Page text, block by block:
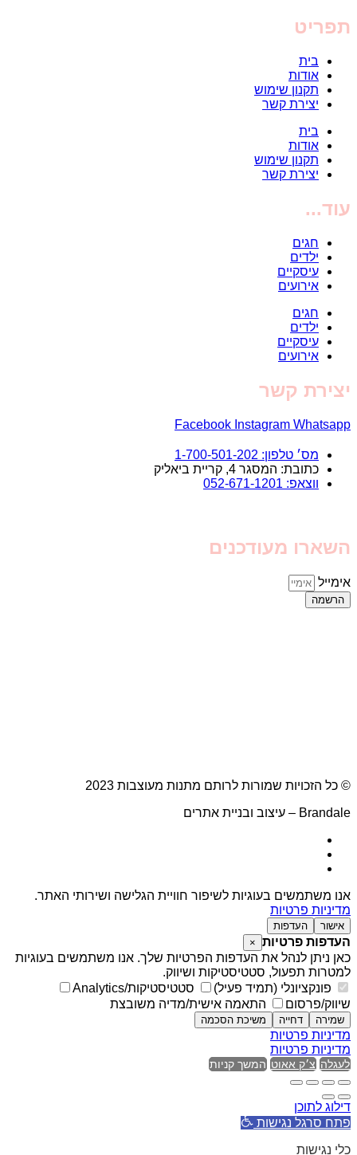
תפריט
בית
אודות
תקנון שימוש
יצירת קשר
בית
אודות
תקנון שימוש
יצירת קשר
עוד...
חגים
ילדים
עיסקיים
אירועים
חגים
ילדים
עיסקיים
אירועים
יצירת קשר
Facebook Instagram Whatsapp
מס׳ טלפון: 1-700-501-202
כתובת: המסגר 4, קריית ביאליק
ווצאפ: 052-671-1201
השארו מעודכנים
אימייל
הרשמה
© כל הזכויות שמורות לרותם מתנות מעוצבות 2023
Brandale – עיצוב ובניית אתרים
אנו משתמשים בעוגיות לשיפור חוויית הגלישה ושירותי האתר.
מדיניות פרטיות
אישור העדפות
העדפות פרטיות ×
כאן ניתן לנהל את העדפות הפרטיות שלך. אנו משתמשים בעוגיות
למטרות תפעול, סטטיסטיקות ושיווק.
פונקציונלי (תמיד פעיל)
סטטיסטיקות/Analytics
שיווק/פרסום
התאמה אישית/מדיה משובצת
שמירה דחייה משיכת הסכמה
מדיניות פרטיות
מדיניות פרטיות
לעגלה צ׳ק אאוט המשך קניות
דילוג לתוכן
פתח סרגל נגישות
כלי נגישות